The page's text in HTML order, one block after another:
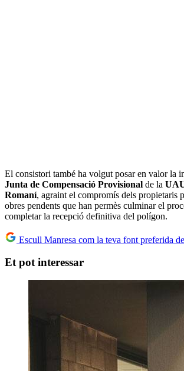
El consistori també ha volgut posar en valor la
Junta de Compensació Provisional de la
Romaní, agraint el compromís dels propietaris
obres pendents que han permès culminar el
completar la recepció definitiva del polígon.
Escull Manresa com la teva font preferida
Et pot interessar